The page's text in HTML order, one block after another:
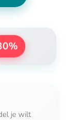
je wilt